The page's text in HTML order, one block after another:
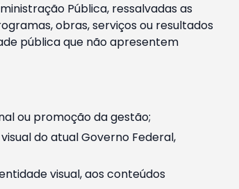
Pública, ressalvadas as
obras, serviços ou resultados
pública que não apresentem
ou promoção da gestão;
do atual Governo Federal,
visual, aos conteúdos